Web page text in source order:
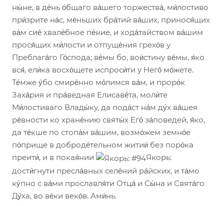
ны́не, в де́нь о́бщаго ва́шего торжества́, ми́лостиво
при́зрите на́с, ме́ньших бра́тий ва́ших, принося́щих
ва́м сие́ хвале́бное пе́ние, и хода́тайством ва́шим
прося́щих ми́лости и отпуще́ния грехо́в у
Преблага́го Го́спода; ве́мы бо, вои́стину ве́мы, я́ко
вся́, ели́ка восхо́щете испроси́ти у Него́ мо́жете.
Те́мже у́бо смире́нно мо́лимся ва́м, и проро́к
Заха́рия и пра́ведная Елисаве́та, моли́те
Ми́лостиваго Влады́ку, да пода́ст на́м ду́х ва́шея
ре́вности ко хране́нию святы́х Его́ за́поведей, я́ко,
да те́кше по стопа́м ва́шим, возмо́жем земно́е
по́прище в доброде́тельном житии́ без поро́ка
преити́, и в покая́нии
Якорь:
дости́гнути пресла́вных селе́ний ра́йских, и та́мо
ку́пно с ва́ми прославля́ти Отца́ и Сы́на и Свята́го
Ду́ха, во ве́ки веко́в. Ами́нь.